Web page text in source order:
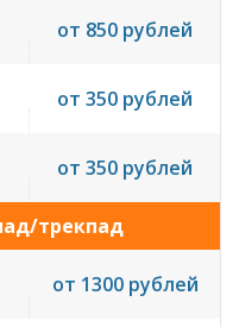
от 850 рублей
от 350 рублей
от 350 рублей
трекпад
от 1300 рублей